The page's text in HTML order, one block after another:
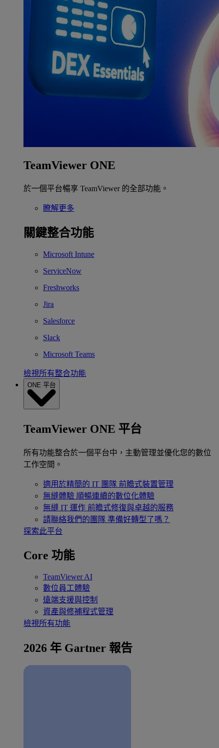
TeamViewer ONE
於一個平台暢享 TeamViewer 的全部功能。
瞭解更多
關鍵整合功能
Microsoft Intune
ServiceNow
Freshworks
Jira
Salesforce
Slack
Microsoft Teams
檢視所有整合功能
ONE 平台
TeamViewer ONE 平台
所有功能整合於一個平台中，主動管理並優化您的數位
工作空間。
適用於精簡的 IT 團隊 前瞻式裝置管理
無縫體驗 順暢連續的數位化體驗
無縫 IT 運作 前瞻式修復與卓越的服務
請聯絡我們的團隊 準備好轉型了嗎？
探索此平台
Core 功能
TeamViewer AI
數位員工體驗
遠端支援與控制
資產與修補程式管理
檢視所有功能
2026 年 Gartner 報告